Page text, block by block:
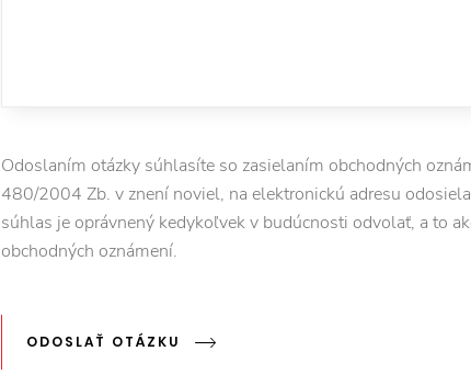
Odoslaním otázky súhlasíte so zasielaním obchodných
480/2004 Zb. v znení noviel, na elektronickú adresu
súhlas je oprávnený kedykoľvek v budúcnosti odvolať, a to
obchodných oznámení.
ODOSLAŤ OTÁZKU